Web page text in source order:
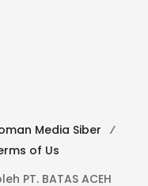
Media Siber
of Us
PT. BATAS ACEH